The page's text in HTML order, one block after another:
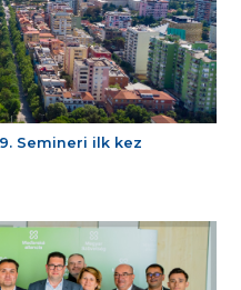
Semineri ilk kez